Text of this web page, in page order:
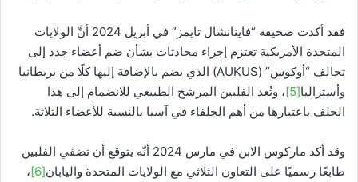
فقد أكدت صحيفة “فاينانشال تايمز” في أبريل 2024 أنَّ الولايات
المتحدة الأمريكية تعتزم إجراء محادثات بشأن ضم أعضاء جدد إلى
تحالف “أوكوس” (AUKUS) الذي يضم بالإضافة إليها كلًا من بريطانيا
وأستراليا[5]
، وتُعد الفلبين المرشح الطبيعي للانضمام إلى هذا
الحلف باعتبارها من أهم الحلفاء في آسيا بالنسبة للأعضاء الثلاثة.
وقد أكد ماركوس الابن في مارس 2024 أنّه يتوقع أن تضفي الفلبين
طابعًا رسميًا على التعاون الثلاثي مع الولايات المتحدة واليابان[6]
،